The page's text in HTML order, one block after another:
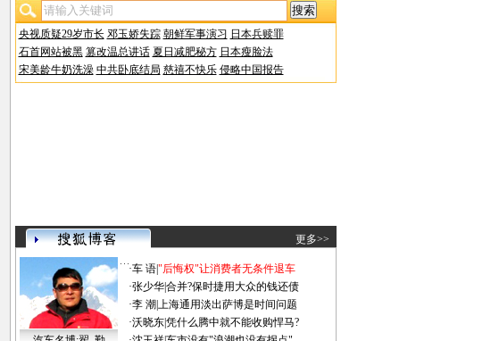
央视质疑29岁市长 邓玉娇失踪 朝鲜军事演习 日本兵赎罪
石首网站被黑 篡改温总讲话 夏日减肥秘方 日本瘦脸法
宋美龄牛奶洗澡 中共卧底结局 慈禧不快乐 侵略中国报告
更多>>
·车 语|"后悔权"让消费者无条件退车
·张少华|合并?保时捷用大众的钱还债
·李 潮 上海通用淡出萨博是时间问题
·沃晓东|凭什么腾中就不能收购悍马?